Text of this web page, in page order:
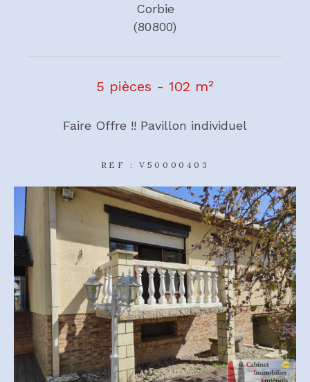
Corbie
(80800)
5 pièces - 102 m²
Faire Offre !! Pavillon individuel
REF : V50000403